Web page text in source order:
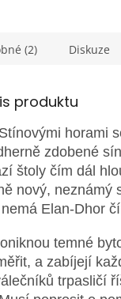
(2) Diskuze
produktu
horami
zdobené
štoly čím dál
nový, neznámý
Elan-Dhor
temné
a zabíjejí
trpasličí